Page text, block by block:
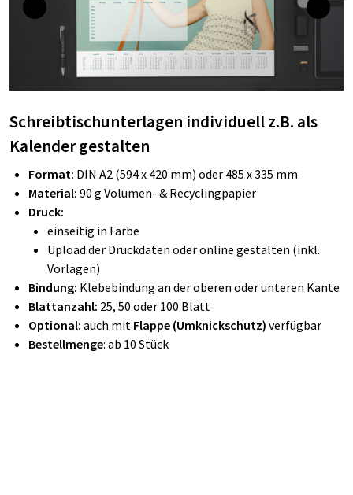
Schreibtischunterlagen individuell z.B. als
Kalender gestalten
Format: DIN A2 (594 x 420 mm) oder 485 x 335 mm
Material: 90 g Volumen- & Recyclingpapier
Druck:
einseitig in Farbe
Upload der Druckdaten oder online gestalten (inkl.
Vorlagen)
Bindung: Klebebindung an der oberen oder unteren Kante
Blattanzahl: 25, 50 oder 100 Blatt
Optional: auch mit Flappe (Umknickschutz) verfügbar
Bestellmenge: ab 10 Stück